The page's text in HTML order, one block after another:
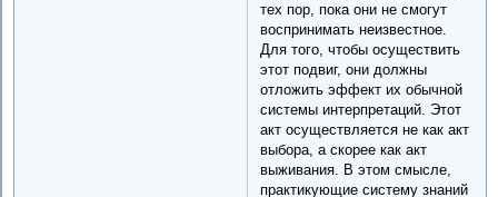
тех пор, пока они не смогут
воспринимать неизвестное.
Для того, чтобы осуществить
этот подвиг, они должны
отложить эффект их обычной
системы интерпретаций. Этот
акт осуществляется не как акт
выбора, а скорее как акт
выживания. В этом смысле,
практикующие систему знаний